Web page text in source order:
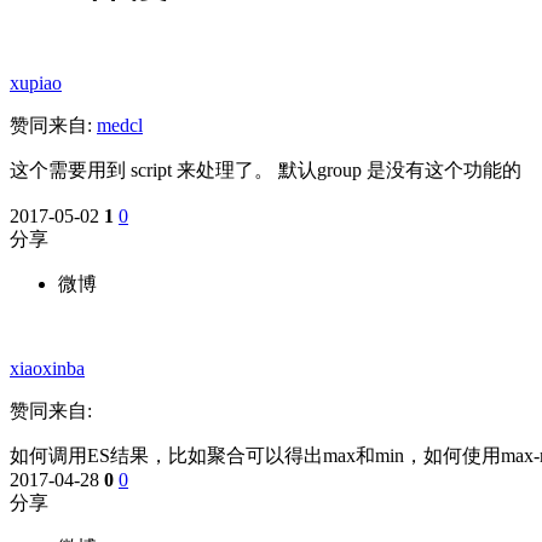
xupiao
赞同来自: medcl
这个需要用到 script 来处理了。 默认group 是没有这个功能的
2017-05-02 1 0
分享
微博
xiaoxinba
赞同来自:
如何调用ES结果，比如聚合可以得出max和min，如何使用max-
2017-04-28 0 0
分享